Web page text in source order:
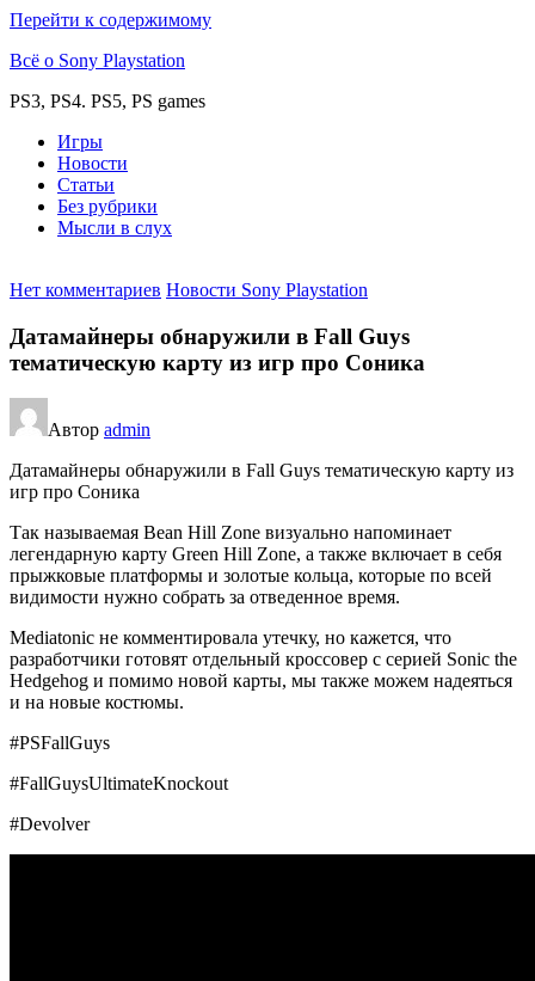
Перейти к содержимому
Всё о Sony Playstation
PS3, PS4. PS5, PS games
Игры
Новости
Статьи
Без рубрики
Мысли в слух
Нет комментариев Новости Sony Playstation
Датамайнеры обнаружили в Fall Guys
тематическую карту из игр про Соника
Автор admin
Датамайнеры обнаружили в Fall Guys тематическую карту из
игр про Соника
Так называемая Bean Hill Zone визуально напоминает
легендарную карту Green Hill Zone, а также включает в себя
прыжковые платформы и золотые кольца, которые по всей
видимости нужно собрать за отведенное время.
Mediatonic не комментировала утечку, но кажется, что
разработчики готовят отдельный кроссовер с серией Sonic the
Hedgehog и помимо новой карты, мы также можем надеяться
и на новые костюмы.
#PSFallGuys
#FallGuysUltimateKnockout
#Devolver